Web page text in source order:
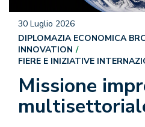
Missione
30 Luglio 2026
DIPLOMAZIA ECONOMICA
INNOVATION
FIERE E INIZIATIVE